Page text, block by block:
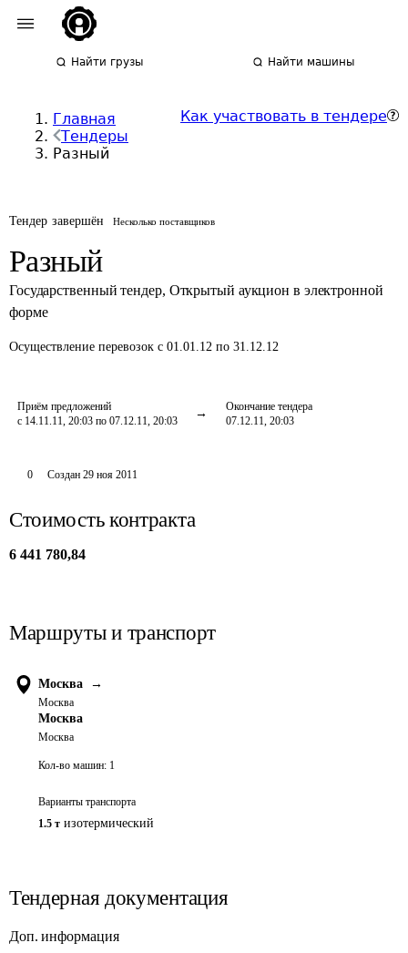
Найти грузы Найти машины
Главная
Тендеры
Разный
Как участвовать в тендере
Тендер завершён Несколько поставщиков
Разный
Государственный тендер, Открытый аукцион в электронной
форме
Осуществление перевозок с 01.01.12 по 31.12.12
Приём предложений
с 14.11.11, 20:03 по 07.12.11, 20:03
Окончание тендера
07.12.11, 20:03
0 Создан 29 ноя 2011
Стоимость контракта
6 441 780,84
Маршруты и транспорт
Москва →
Москва
Москва
Москва
Кол-во машин: 1
Варианты транспорта
1.5 т изотермический
Тендерная документация
Доп. информация